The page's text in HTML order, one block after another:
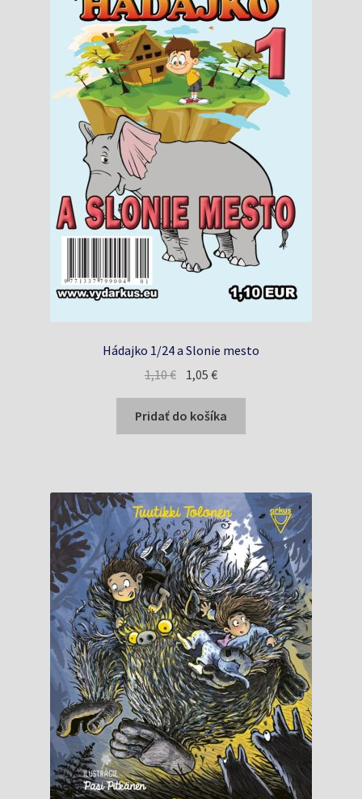
Hádajko 1/24 a Slonie mesto
1,10€ Pôvodná
cena
bola:
1,10 €.
1,05€Aktuálna
cena
je:
1,05 €.
Pridať do košíka